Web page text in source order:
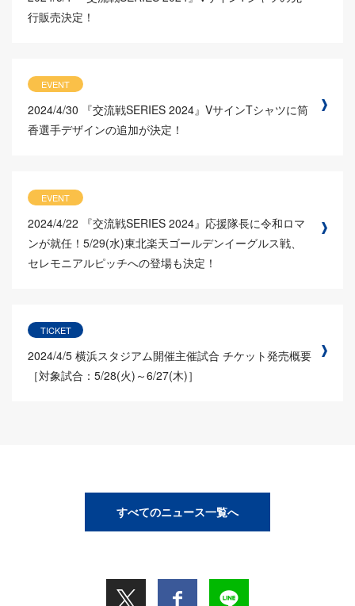
行販売決定！
EVENT
2024/4/30
『交流戦SERIES 2024』VサインTシャツに筒
香選手デザインの追加が決定！
EVENT
2024/4/22
『交流戦SERIES 2024』応援隊長に令和ロマ
ンが就任！5/29(水)東北楽天ゴールデンイーグルス戦、
セレモニアルピッチへの登場も決定！
TICKET
2024/4/5 横浜スタジアム開催主催試合 チケット発売概要
［対象試合：5/28(火)～6/27(木)］
すべてのニュース一覧へ